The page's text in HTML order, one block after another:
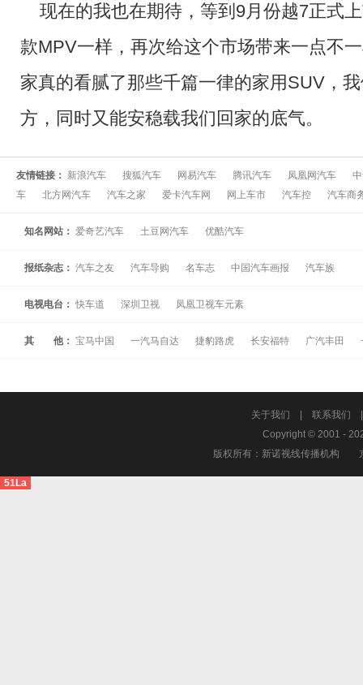
现在的我也在期待，等到9月份越7正式
款MPV一样，再次给这个市场带来一点不
家真的看腻了那些千篇一律的家用SUV，
方，同时又能安稳载我们回家的底气。
友情链接： 新浪汽车 搜狐汽车 网易汽车 腾讯汽车 凤凰网汽车
车
北方网汽车 汽车之家 爱卡汽车网 网上车市 汽车控 汽车商
知名网站： 爱奇艺汽车 土豆网汽车 优酷汽车
报纸杂志： 汽车之友 汽车导购 名车志 中国汽车画报 汽车族
电视电台： 快车道 深圳卫视 凤凰卫视车元素
其 他： 宝马中国 一汽马自达 捷豹路虎 长安福特 广汽丰田
关于我们 联系我们
Copyright © 2001 -
版权所有：新诺视线传播机构
51La